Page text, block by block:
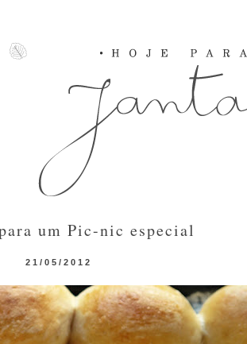
21/05/2012
um Pic-nic especial